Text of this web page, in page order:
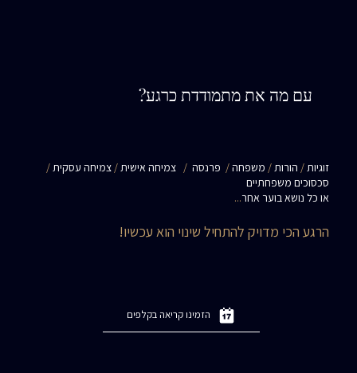
עם מה את מתמודדת כרגע?
זוגיות/ הורות/ משפחה/ פרנסה / צמיחה אישית/ צמיחה עסקית/
סכסוכים משפחתיים
או כל נושא בוער אחר...
הרגע הכי מדויק להתחיל שינוי הוא עכשיו!
הזמינו קריאה בקלפים